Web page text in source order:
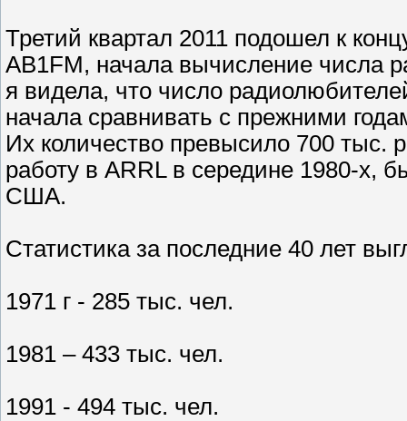
Третий квартал 2011 подошел к
AB1FM, начала вычисление числа
я видела, что число
начала сравнивать с прежними
Их количество превысило 700
работу в ARRL в середине 1980-х,
США.
Статистика за последние 40 лет
1971 г - 285 тыс. чел.
1981 – 433 тыс. чел.
1991 - 494 тыс. чел.